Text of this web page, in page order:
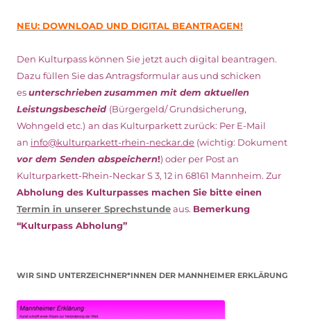
NEU: DOWNLOAD UND DIGITAL BEANTRAGEN!
Den Kulturpass können Sie jetzt auch digital beantragen.
Dazu füllen Sie das Antragsformular aus und schicken
esunterschriebenzusammen mit dem aktuellen
Leistungsbescheid (Bürgergeld/ Grundsicherung,
Wohngeld etc.) an das Kulturparkett zurück: Per E-Mail
an info@kulturparkett-rhein-neckar.de (wichtig: Dokument
vor dem Senden abspeichern!) oder per Post an
Kulturparkett-Rhein-Neckar S 3, 12 in 68161 Mannheim. Zur
Abholung des Kulturpasses machen Sie bitte einen
Termin in unserer Sprechstundeaus. Bemerkung
“Kulturpass Abholung”
WIR SIND UNTERZEICHNER*INNEN DER MANNHEIMER ERKLÄRUNG